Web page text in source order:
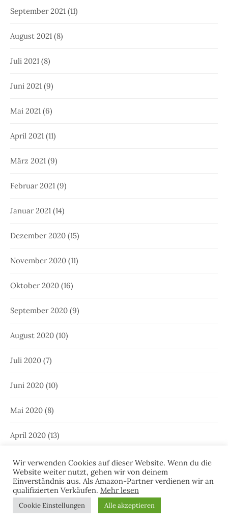
September 2021 (11)
August 2021 (8)
Juli 2021 (8)
Juni 2021 (9)
Mai 2021 (6)
April 2021 (11)
März 2021 (9)
Februar 2021 (9)
Januar 2021 (14)
Dezember 2020 (15)
November 2020 (11)
Oktober 2020 (16)
September 2020 (9)
August 2020 (10)
Juli 2020 (7)
Juni 2020 (10)
Mai 2020 (8)
April 2020 (13)
März 2020(10)
Februar 2020(11)
Januar 2020(9)
Wir verwenden Cookies auf dieser Website. Wenn du die
Website weiter nutzt, gehen wir von deinem
Einverständnis aus. Als Amazon-Partner verdienen wir an
qualifizierten Verkäufen. Mehr lesen
Cookie Einstellungen Alle akzeptieren